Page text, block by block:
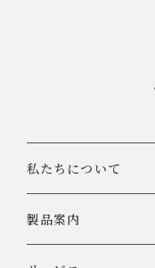
私たちについて
製品案内